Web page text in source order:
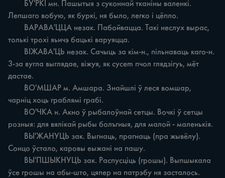
Лепшаго вобую, як буркі, ня было, легко i цёпло.
толькі трохі яьичэ бацькі варуяцца.
3-за вугла выглядае, віжуя, як cycem пчол глядзігуь, мёт
дастае.
чарніц хоць граблямі грабі.
розныя: для вялікай рыбы болъгиыя, для малой - маленькія.
Сонцо ўстало, каровы еыжані на пашу.
ўсе грошы на абы-што, цяпер на патрэбу ня засталось.